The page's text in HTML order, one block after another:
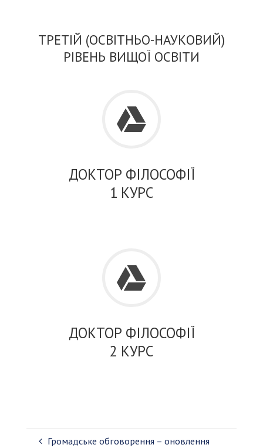
ТРЕТІЙ (ОСВІТНЬО-НАУКОВИЙ)
РІВЕНЬ ВИЩОЇ ОСВІТИ
ДОКТОР ФІЛОСОФІЇ
1 КУРС
ДОКТОР ФІЛОСОФІЇ
2 КУРС
Громадське обговорення – оновлення